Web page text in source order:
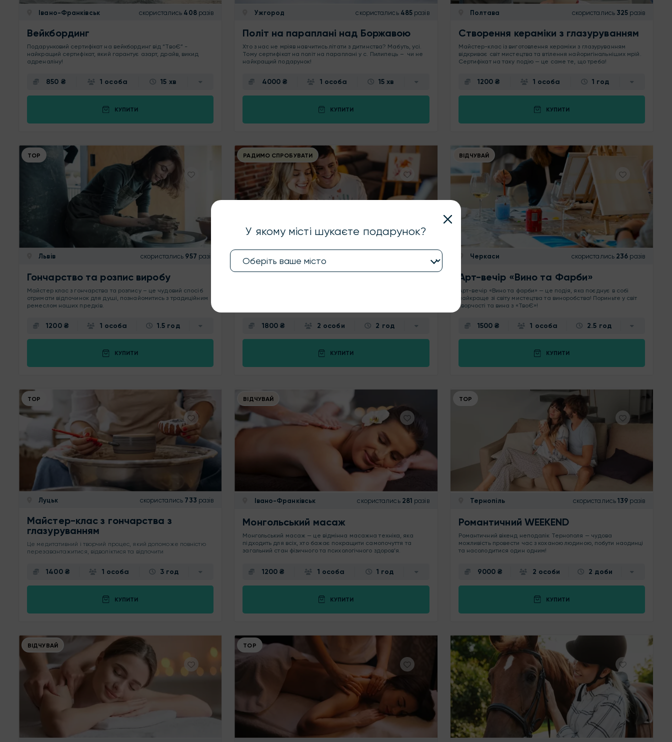
Івано-Франківськ скористались 408разів
Вейкбординг
Подарунковий сертифікат на вейкбординг від “ТвоЄ” -
найкращий сертифікат, який гарантує азарт, драйв, викид
адреналіну!
850 ₴ 1 особа 15 хв
КУПИТИ
Ужгород скористались 485 разів
Політ на параплані над Боржавою
Хто з нас не мріяв навчитись літати з дитинства? Мабуть, усі.
Тому сертифікат на політ на параплані у с. Пилипець – чи не
найкращий подарунок!
4000 ₴ 1 особа 15 хв
КУПИТИ
Полтава скористались 325 разів
Створення кераміки з глазуруванням
Майстер-клас із виготовлення кераміки з глазуруванням
відкриває світ мистецтва та втілення найоригінальніших мрій.
Сертифікат на таку подію — це саме те, що треба!
1200 ₴ 1 особа 1 год
КУПИТИ
ТОР
Львів скористались 957 разів
Гончарство та розпис виробу
Майстер клас з гончарства та розпису – це чудовий спосіб
отримати відпочинок для душі, познайомитись з традиційним
ремеслом наших предків.
1200 ₴ 1 особа 1.5 год
КУПИТИ
РАДИМО СПРОБУВАТИ
Луцьк
1800 ₴ 2 особи 2 год
КУПИТИ
ВІДЧУВАЙ
Черкаси скористались 236 разів
Арт-вечір «Вино та Фарби»
Арт-вечір «Вино та фарби» — це подія, яка поєднує в собі
найкраще зі світу мистецтва та виноробства! Пориньте у світ
творчості та вина з «ТвоЄ»!
1500 ₴ 1 особа 2.5 год
КУПИТИ
ТОР
Луцьк скористались 733 разів
Майстер-клас з гончарства з
глазуруванням
Це медитативний і творчий процес, який допоможе повністю
перезавантажитися, відволіктися та відпочити
1400 ₴ 1 особа 3 год
КУПИТИ
ВІДЧУВАЙ
Івано-Франківськ скористались 281 разів
Монгольський масаж
Монгольський масаж — це відмінна масажна техніка, яка
підходить для всіх, хто бажає покращити самопочуття та
загальний стан фізичного та психологічного здоров’я.
1200 ₴ 1 особа 1 год
КУПИТИ
ТОР
Тернопіль скористались 139 разів
Романтичний WEEKEND
Романтичний вікенд неподалік Тернополя — чудова
можливість провести час з коханою людиною, побути наодинці
та насолодитися один одним!
9000 ₴ 2 особи 2 доби
КУПИТИ
ВІДЧУВАЙ ТОР
У якому місті шукаєте подарунок?